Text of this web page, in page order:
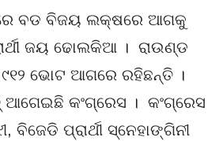
ବଡ ବିଜୟ ଲକ୍ଷରେ ଆଗକୁ
ଜୟ ଢୋଲକିଆ । ରାଉଣ୍ଡ
୯୧୨ ଭୋଟ ଆଗରେ ରହିଛନ୍ତି ।
ଆଗେଇଛି କଂଗ୍ରେସ । କଂଗ୍ରେସ
ବିଜେଡି ପ୍ରାର୍ଥୀ ସ୍ନେହାଙ୍ଗିନୀ